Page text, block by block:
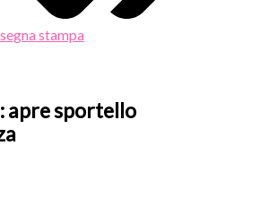
stampa
apre sportello